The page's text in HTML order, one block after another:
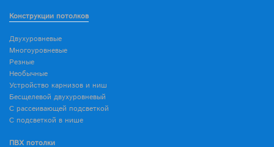
Конструкции потолков
Двухуровневые
Многоуровневые
Резные
Необычные
Устройство карнизов и ниш
Бесщелевой двухуровневый
С рассеивающей подсветкой
С подсветкой в нише
ПВХ потолки